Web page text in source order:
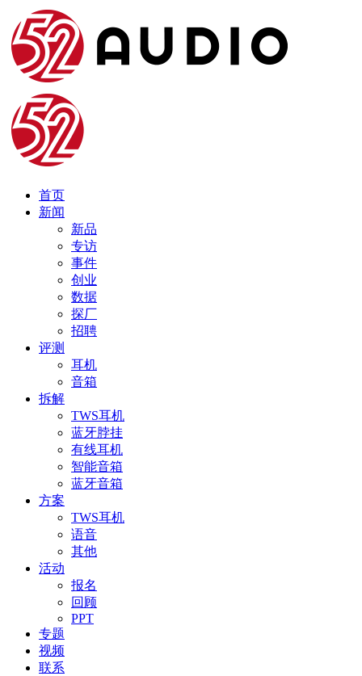
首页
新闻
新品
专访
事件
创业
数据
探厂
招聘
评测
耳机
音箱
拆解
TWS耳机
蓝牙脖挂
有线耳机
智能音箱
蓝牙音箱
方案
TWS耳机
语音
其他
活动
报名
回顾
PPT
专题
视频
联系